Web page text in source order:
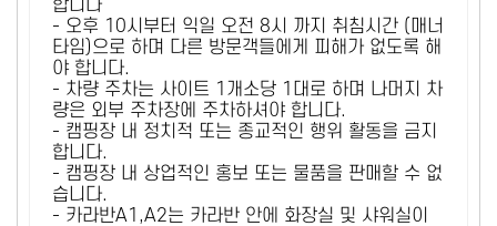
합니다
- 오후 10시부터 익일 오전 8시 까지 취침시간 (매너
타임)으로 하며 다른 방문객들에게 피해가 없도록 해
야 합니다.
- 차량 주차는 사이트 1개소당 1대로 하며 나머지 차
량은 외부 주차장에 주차하셔야 합니다.
- 캠핑장 내 정치적 또는 종교적인 행위 활동을 금지
합니다.
- 캠핑장 내 상업적인 홍보 또는 물품을 판매할 수 없
습니다.
- 카라반A1,A2는 카라반 안에 화장실 및 샤워실이